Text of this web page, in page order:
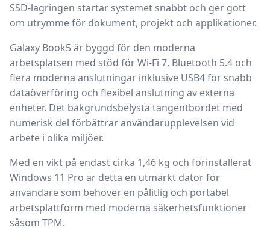
SSD-lagringen startar systemet snabbt och ger gott
om utrymme för dokument, projekt och applikationer.
Galaxy Book5 är byggd för den moderna
arbetsplatsen med stöd förWi-Fi 7, Bluetooth 5.4 och
flera moderna anslutningar inklusive USB4för snabb
dataöverföring och flexibel anslutning av externa
enheter. Det bakgrundsbelysta tangentbordet med
numerisk del förbättrar användarupplevelsen vid
arbete i olika miljöer.
Med en vikt på endast cirka 1,46 kg och förinstallerat
Windows 11 Pro är detta en utmärkt dator för
användare som behöver en pålitlig och portabel
arbetsplattform med moderna säkerhetsfunktioner
såsom TPM.